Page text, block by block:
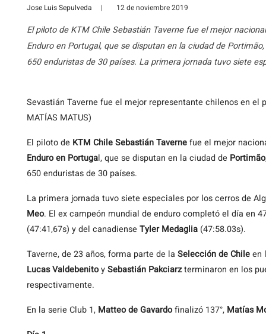
Jose Luis Sepulveda | 12 de noviembre 2019
El piloto de KTM Chile Sebastián Taverne fue el mejor
Enduro en Portugal, que se disputan en la ciudad de
650 enduristas de 30 países. La primera jornada tuvo siete
Sevastián Taverne fue el mejor representante chilenos en el
MATÍAS MATUS)
El piloto de KTM ChileSebastián Tavernefue el mejor
Enduro en Portugal, que se disputan en la ciudad de Portimão
650 enduristas de 30 países.
La primera jornada tuvo siete especiales por los cerros de
Meo. El ex campeón mundial de enduro completó el día en
(47:41,67s) y del canadiense Tyler Medaglia (47:58.03s).
Taverne, de 23 años, forma parte de la Selección de Chileen
Lucas ValdebenitoySebastián Pakciarzterminaron en los
respectivamente.
En la serie Club 1, Matteo de Gavardofinalizó 137°, Matías